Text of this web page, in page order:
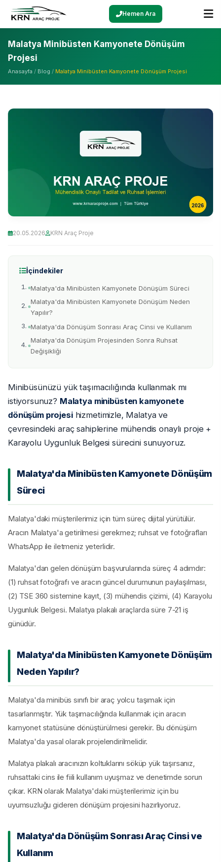
Hemen Ara
Malatya Minibüsten Kamyonete Dönüşüm
Projesi
Anasayfa / Blog / Malatya Minibüsten Kamyonete Dönüşüm Projesi
20.05.2026 KRN Araç Proje
İçindekiler
Malatya'da Minibüsten Kamyonete Dönüşüm Süreci
Malatya'da Minibüsten Kamyonete Dönüşüm Neden
Yapılır?
Malatya'da Dönüşüm Sonrası Araç Cinsi ve Kullanım
Malatya'da Dönüşüm Projesinden Sonra Ruhsat
Değişikliği
Minibüsünüzü yük taşımacılığında kullanmak mı
istiyorsunuz? Malatya minibüsten kamyonete
dönüşüm projesihizmetimizle, Malatya ve
çevresindeki araç sahiplerine mühendis onaylı proje +
Karayolu Uygunluk Belgesi sürecini sunuyoruz.
Malatya'da Minibüsten Kamyonete Dönüşüm
Süreci
Malatya'daki müşterilerimiz için tüm süreç dijital yürütülür.
Aracın Malatya'a getirilmesi gerekmez; ruhsat ve fotoğrafları
WhatsApp ile iletmeniz yeterlidir.
Malatya'dan gelen dönüşüm başvurularında süreç 4 adımdır:
(1) ruhsat fotoğrafı ve aracın güncel durumunun paylaşılması,
(2) TSE 360 sistemine kayıt, (3) mühendis çizimi, (4) Karayolu
Uygunluk Belgesi. Malatya plakalı araçlarda süre 7-21 iş
günüdür.
Malatya'da Minibüsten Kamyonete Dönüşüm
Neden Yapılır?
Malatya'da minibüs sınıfı bir araç yolcu taşımak için
tasarlanmıştır. Yük taşımacılığında kullanmak için aracın
kamyonet statüsüne dönüştürülmesi gerekir. Bu dönüşüm
Malatya'da yasal olarak projelendirilmelidir.
Malatya plakalı aracınızın koltuklarını söküp yük taşırsanız,
ruhsattaki cins ile fiili kullanım uyuşmaz ve denetimde sorun
çıkar. KRN olarak Malatya'daki müşterilerimiz için bu
uyumsuzluğu gideren dönüşüm projesini hazırlıyoruz.
Malatya'da Dönüşüm Sonrası Araç Cinsi ve
Kullanım